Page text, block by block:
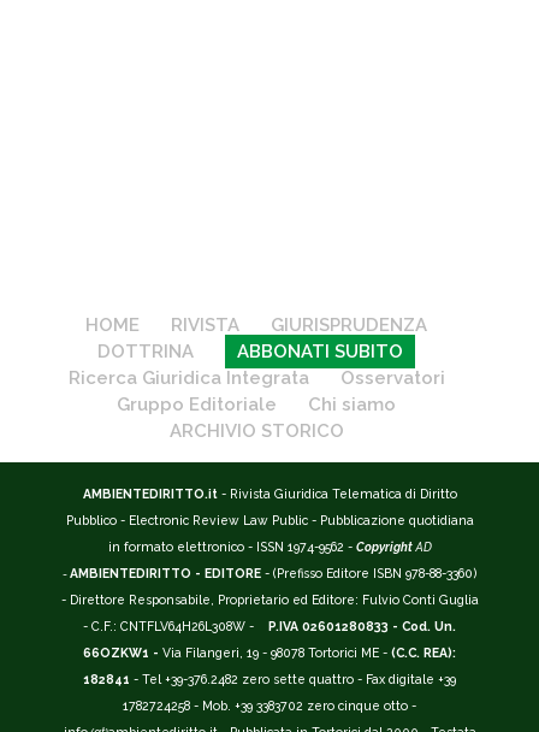
HOME RIVISTA
GIURISPRUDENZA
DOTTRINA
ABBONATI SUBITO
Ricerca Giuridica Integrata
Osservatori
Gruppo Editoriale
Chi siamo
ARCHIVIO STORICO
AMBIENTEDIRITTO.it - Rivista Giuridica Telematica di Diritto
Pubblico - Electronic Review Law Public - Pubblicazione quotidiana
in formato elettronico - ISSN 1974-9562 - Copyright AD
-AMBIENTEDIRITTO - EDITORE - (Prefisso Editore ISBN 978-88-3360)
- Direttore Responsabile, Proprietario ed Editore: Fulvio Conti Guglia
- C.F.: CNTFLV64H26L308W -
P.IVA 02601280833 - Cod. Un.
66OZKW1 - Via Filangeri, 19 - 98078 Tortorici ME - (C.C. REA):
182841 - Tel +39-376.2482 zero sette quattro - Fax digitale +39
1782724258 - Mob. +39 3383702 zero cinque otto -